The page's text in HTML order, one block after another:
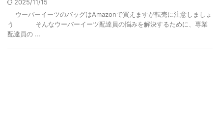
2025/11/15
ウーバーイーツのバッグはAmazonで買えますが転売に注意しましょ
う そんなウーバーイーツ配達員の悩みを解決するために、専業
配達員の ...